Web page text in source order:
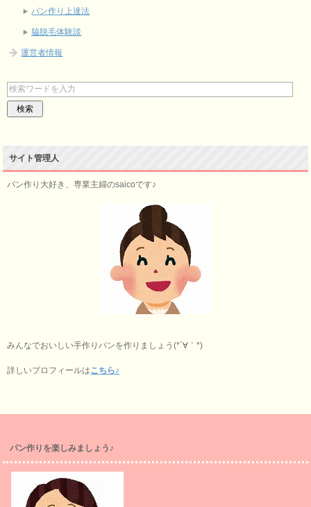
パン作り上達法
脇脱毛体験談
運営者情報
サイト管理人
パン作り大好き、専業主婦のsaicoです♪
みんなでおいしい手作りパンを作りましょう(*´∀｀*)
詳しいプロフィールはこちら♪
パン作りを楽しみましょう♪